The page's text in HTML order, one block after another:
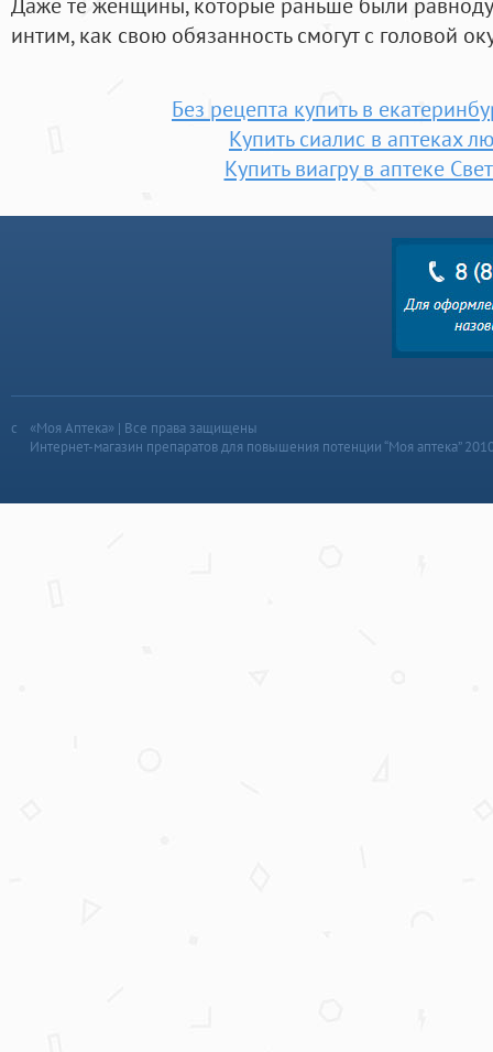
интим, как свою обязанность смогут с головой
Без рецепта купить в
Купить сиалис в аптеках
Купить виагру в аптеке
«Моя Аптека» | Все права защищены
Интернет-магазин препаратов для повышения потенции “Моя аптека”